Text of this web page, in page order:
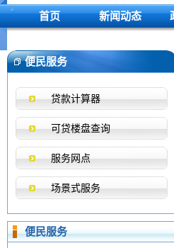
首页 新闻动态
便民服务
贷款计算器
可贷楼盘查询
服务网点
场景式服务
便民服务